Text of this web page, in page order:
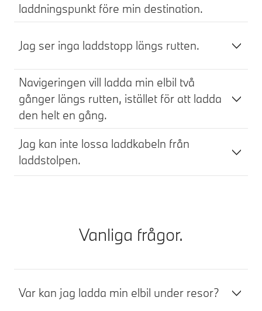
laddningspunkt före min destination.
Jag ser inga laddstopp längs rutten.
Navigeringen vill ladda min elbil två
gånger längs rutten, istället för att ladda
den helt en gång.
Jag kan inte lossa laddkabeln från
laddstolpen.
Vanliga frågor.
Var kan jag ladda min elbil under resor?